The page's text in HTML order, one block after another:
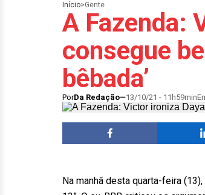
Início>Gente
A Fazenda:
consegue
bêbada’
PorDa Redação 13/10/21 - 11h59min
Na manhã desta quarta-feira (13),